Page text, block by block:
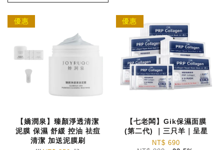
優惠
【嬌潤泉】臻顏淨透清潔
泥膜 保濕 舒緩 控油 祛痘
清潔 加送泥膜刷
優惠
【七老闆】Gik保濕面膜
(第二代) ｜三只羊｜呈星
NT$ 690